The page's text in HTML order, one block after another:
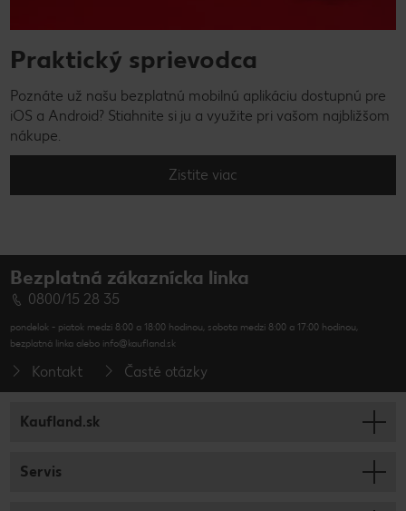
Praktický sprievodca
Poznáte už našu bezplatnú mobilnú aplikáciu dostupnú pre
iOS a Android? Stiahnite si ju a využite pri vašom najbližšom
nákupe.
Zistite viac
Bezplatná zákaznícka linka
0800/15 28 35
pondelok - piatok medzi 8:00 a 18:00 hodinou, sobota medzi 8:00 a 17:00 hodinou,
bezplatná linka alebo info@kaufland.sk
Kontakt Časté otázky
Kaufland.sk
Servis